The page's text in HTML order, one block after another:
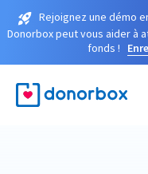
Rejoignez une démo
Donorbox peut vous aider à
fonds !